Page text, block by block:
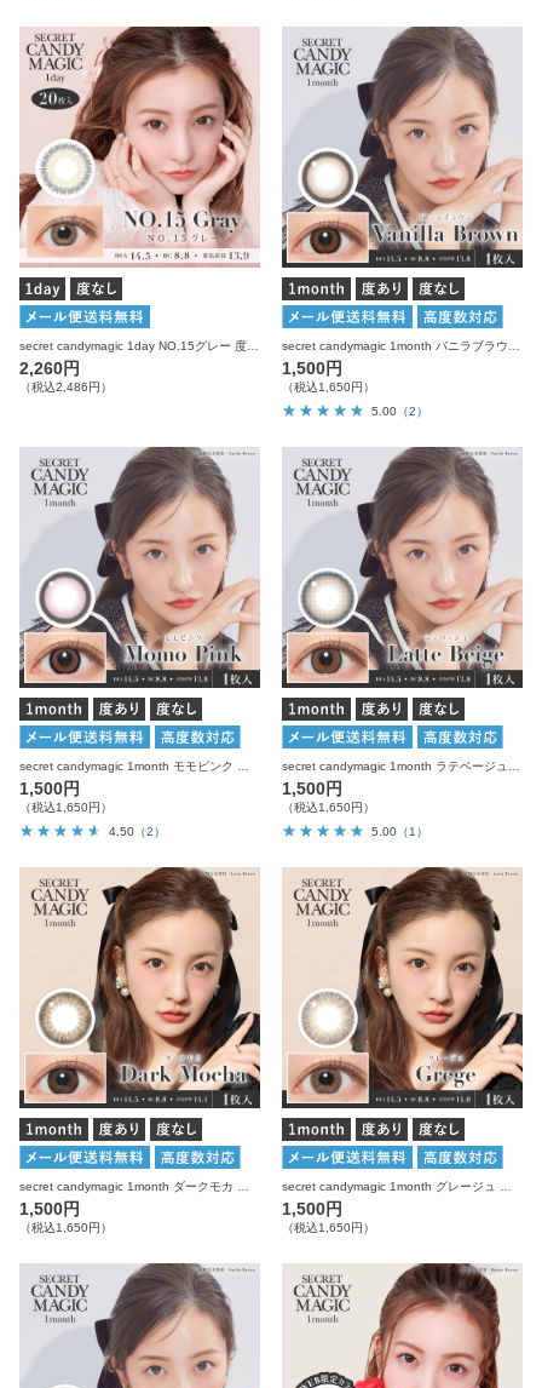
secret candymagic 1day NO.15グレー 度なし 20枚入り シークレットキャンディーマジック カラコン
2,260円
（税込2,486円）
secret candymagic 1month バニラブラウン 度あり 度なし 1枚入り×2箱 計2枚 シークレットキャンディーマジック カラコン
1,500円
（税込1,650円）
5.00 （2）
1,500円
（税込1,650円）
4.50 （2）
1,500円
（税込1,650円）
5.00 （1）
1,500円
（税込1,650円）
1,500円
（税込1,650円）